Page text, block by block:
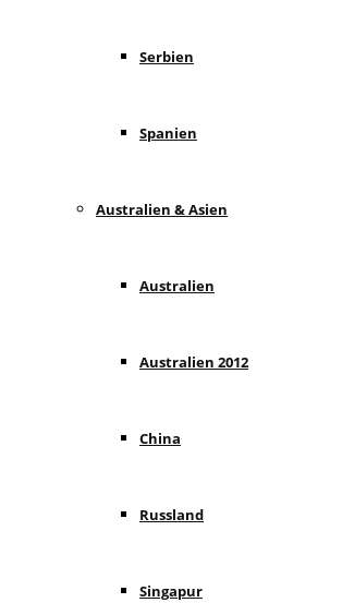
Serbien
Spanien
Australien & Asien
Australien
Australien 2012
China
Russland
Singapur